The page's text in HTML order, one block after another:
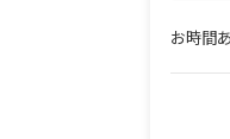
お時間